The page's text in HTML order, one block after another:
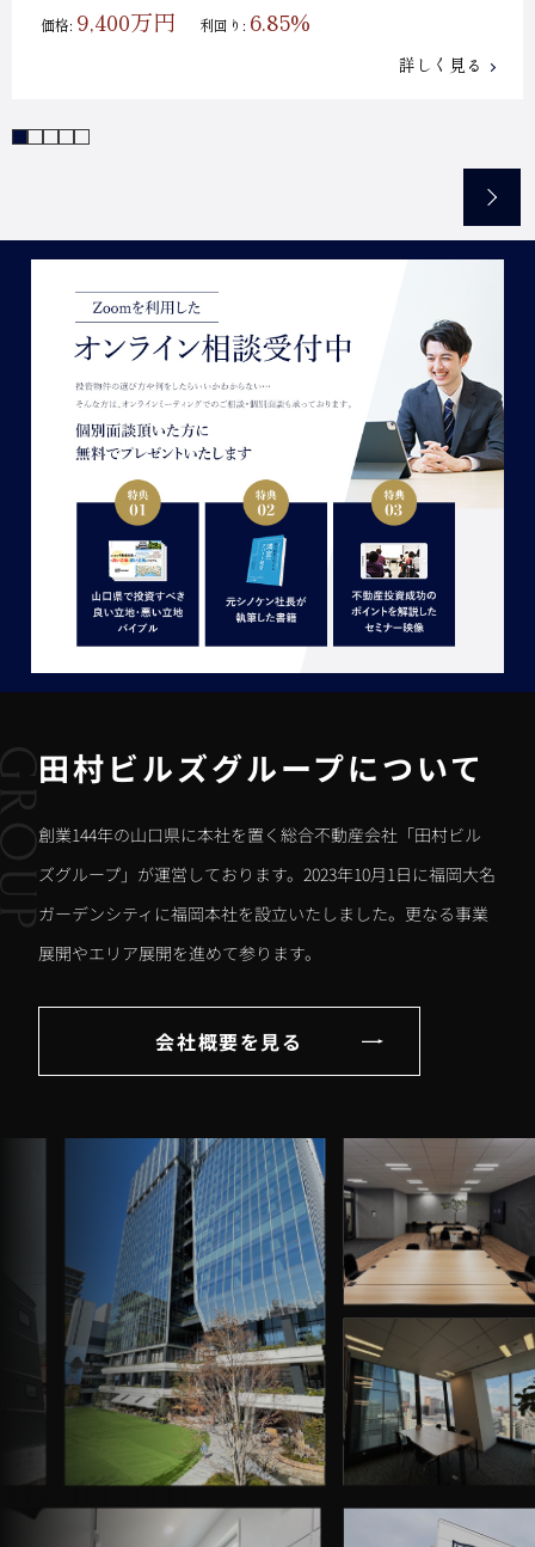
価格: 9,400万円 利回り: 6.85%
詳しく見る
田村ビルズグループについて
創業144年の山口県に本社を置く総合不動産会社「田村ビル
ズグループ」が運営しております。2023年10月1日に福岡大名
ガーデンシティに福岡本社を設立いたしました。更なる事業
展開やエリア展開を進めて参ります。
会社概要を見る